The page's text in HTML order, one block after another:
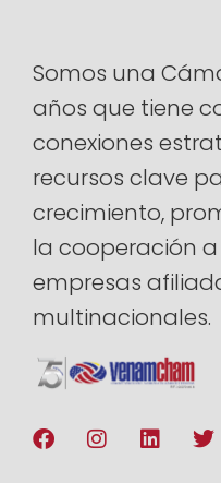
Somos una
años que tiene
conexiones
recursos clave
crecimiento,
la cooperación
empresas
multinacionales.